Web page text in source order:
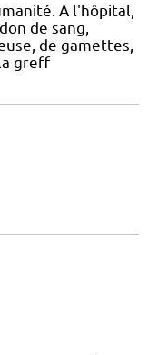
A l'hôpital,
de sang,
de gamettes,
greff